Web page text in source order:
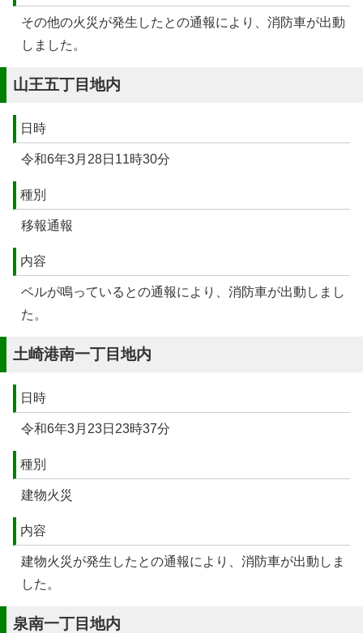
その他の火災が発生したとの通報により、消防車が出動
しました。
山王五丁目地内
日時
令和6年3月28日11時30分
種別
移報通報
内容
ベルが鳴っているとの通報により、消防車が出動しまし
た。
土崎港南一丁目地内
日時
令和6年3月23日23時37分
種別
建物火災
内容
建物火災が発生したとの通報により、消防車が出動しま
した。
泉南一丁目地内